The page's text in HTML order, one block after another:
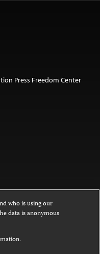
Press Freedom Center
is licensed under a
4.0
who is using our
data is anonymous